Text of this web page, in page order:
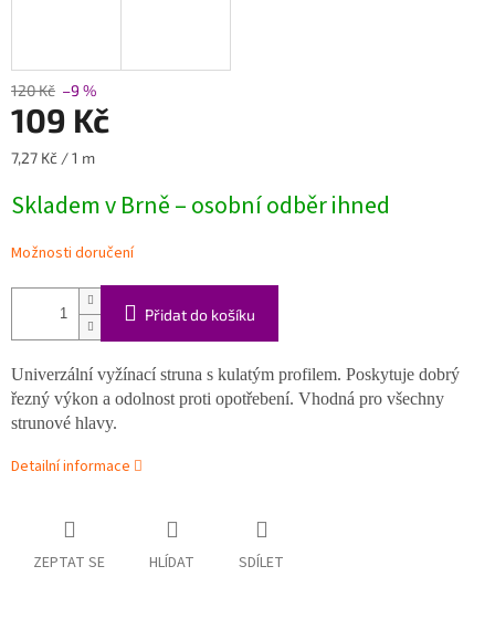
120 Kč –9 %
109 Kč
Měrná
7,27 Kč / 1 m
Skladem v Brně – osobní odběr ihned
Možnosti doručení
Přidat do košíku
Univerzální vyžínací struna s kulatým profilem. Poskytuje dobrý
řezný výkon a odolnost proti opotřebení. Vhodná pro všechny
strunové hlavy.
Detailní informace
ZEPTAT SE HLÍDAT SDÍLET